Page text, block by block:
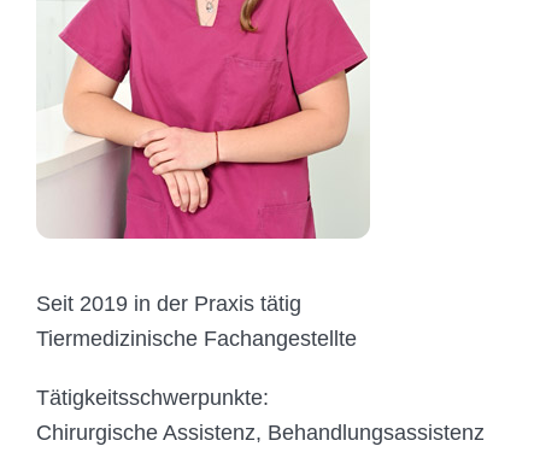
Seit 2019 in der Praxis tätig
Tiermedizinische Fachangestellte
Tätigkeitsschwerpunkte:
Chirurgische Assistenz, Behandlungsassistenz